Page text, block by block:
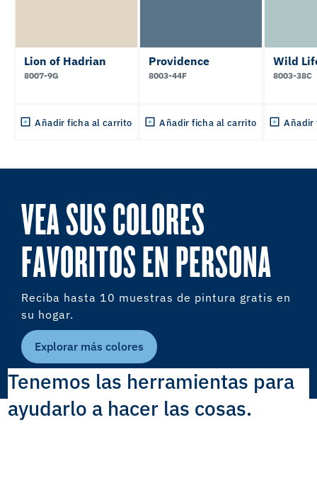
Lion of Hadrian
8007-9G
Añadir ficha al carrito
Providence
8003-44F
Añadir ficha al carrito
Wild
8003-38C
Añadir
VEA SUS COLORES
FAVORITOS EN PERSONA
Reciba hasta 10 muestras de pintura gratis en
su hogar.
Explorar más colores
Tenemos las herramientas para
ayudarlo a hacer las cosas.